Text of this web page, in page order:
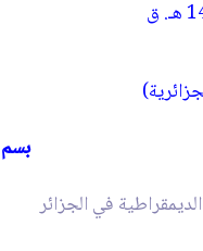
بسم
في الجزائر